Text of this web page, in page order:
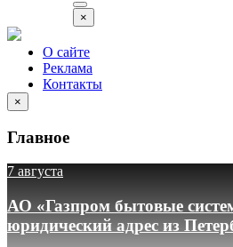
×
О сайте
Реклама
Контакты
×
Главное
7 августа
АО «Газпром бытовые
юридический адрес из